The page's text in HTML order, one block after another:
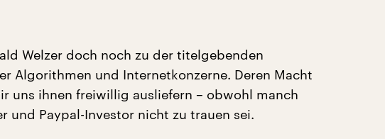
Welzer doch noch zu der titelgebenden
Algorithmen und Internetkonzerne. Deren Macht
uns ihnen freiwillig ausliefern – obwohl manch
und Paypal-Investor nicht zu trauen sei.